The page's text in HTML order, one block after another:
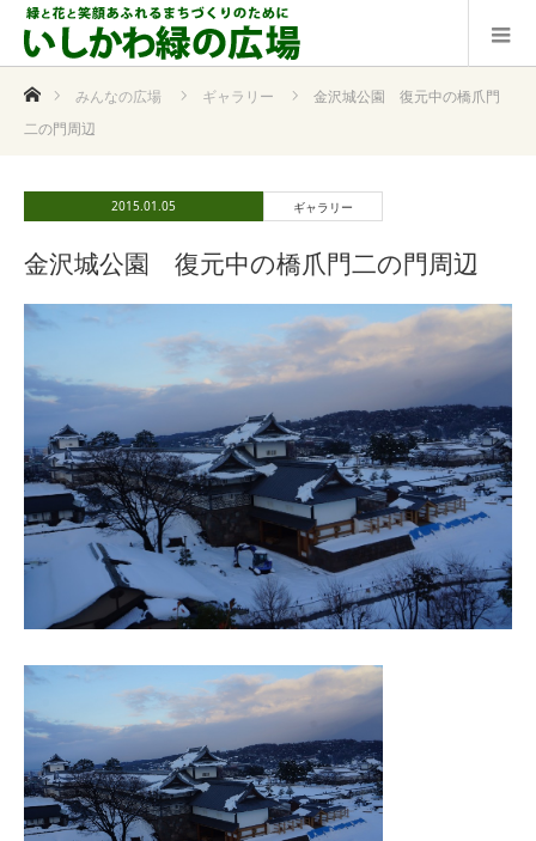
ホームみんなの広場 ギャラリー
金沢城公園 復元中の橋爪門
二の門周辺
2015.01.05 ギャラリー
金沢城公園 復元中の橋爪門二の門周辺